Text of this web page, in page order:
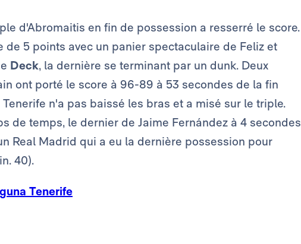
d'Abromaitis en fin de possession a resserré le score.
de 5 points avec un panier spectaculaire de Feliz et
Deck, la dernière se terminant par un dunk. Deux
ont porté le score à 96-89 à 53 secondes de la fin
n'a pas baissé les bras et a misé sur le triple.
de temps, le dernier de Jaime Fernández à 4 secondes
Real Madrid qui a eu la dernière possession pour
40).
Tenerife